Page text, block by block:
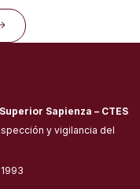
Sapienza – CTES
y vigilancia del